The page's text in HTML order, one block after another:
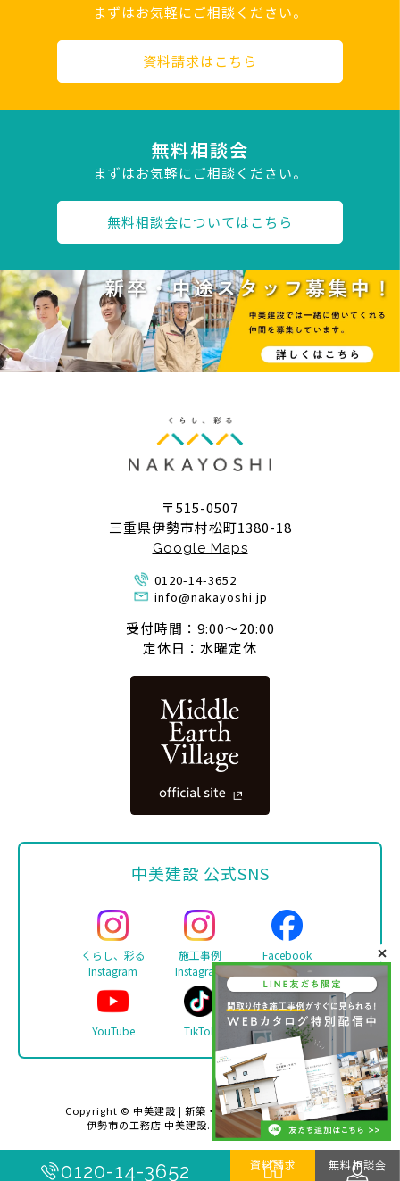
0120-14-3652 資料請求 無料相談会
まずはお気軽にご相談ください。
資料請求はこちら
無料相談会
まずはお気軽にご相談ください。
無料相談会についてはこちら
〒515-0507
三重県伊勢市村松町1380-18
Google Maps
0120-14-3652
info@nakayoshi.jp
受付時間：9:00〜20:00
定休日：水曜定休
中美建設 公式SNS
くらし、彩る
Instagram
施工事例
Instagram
Facebook
YouTube TikTok LINE
Copyright © 中美建設 | 新築・リフォーム・注文住宅は
伊勢市の工務店 中美建設. All rights reserved.